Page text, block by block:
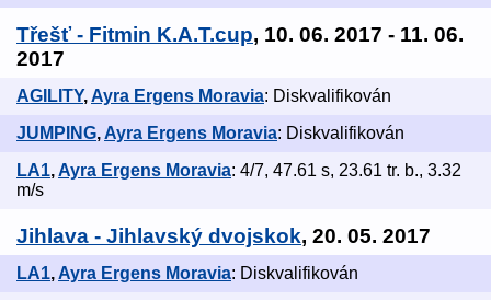
Třešť - Fitmin K.A.T.cup, 10. 06. 2017 - 11. 06.
2017
AGILITY,Ayra Ergens Moravia: Diskvalifikován
JUMPING, Ayra Ergens Moravia: Diskvalifikován
LA1,Ayra Ergens Moravia: 4/7, 47.61 s, 23.61 tr. b., 3.32
m/s
Jihlava - Jihlavský dvojskok, 20. 05. 2017
LA1, Ayra Ergens Moravia: Diskvalifikován